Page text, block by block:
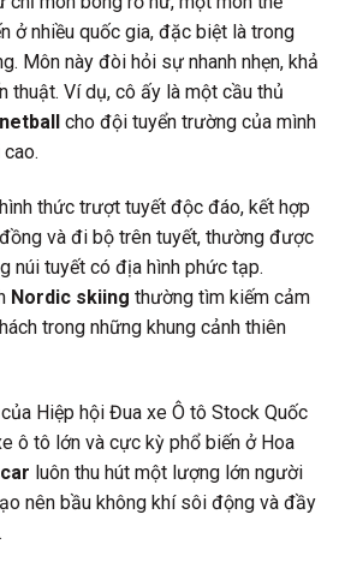
ở nhiều quốc gia, đặc biệt là trong
Môn này đòi hỏi sự nhanh nhẹn, khả
thuật. Ví dụ, cô ấy là một cầu thủ
netball
cho đội tuyển trường của mình
thức trượt tuyết độc đáo, kết hợp
và đi bộ trên tuyết, thường được
núi tuyết có địa hình phức tạp.
Nordic skiing thường tìm kiếm cảm
trong những khung cảnh thiên
Hiệp hội Đua xe Ô tô Stock Quốc
ô tô lớn và cực kỳ phổ biến ở Hoa
luôn thu hút một lượng lớn người
nên bầu không khí sôi động và đầy